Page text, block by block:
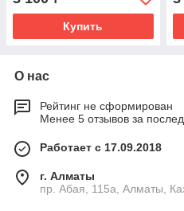
Купить
О нас
Рейтинг не сформирован
Менее 5 отзывов за
Работает с 17.09.2018
г. Алматы
пр. Абая, 115а, Алматы,